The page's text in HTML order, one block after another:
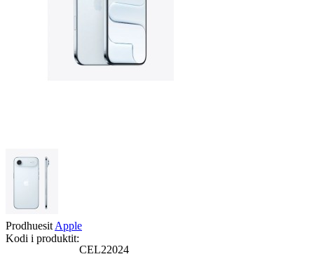
Prodhuesit Apple
Kodi i produktit:
CEL22024